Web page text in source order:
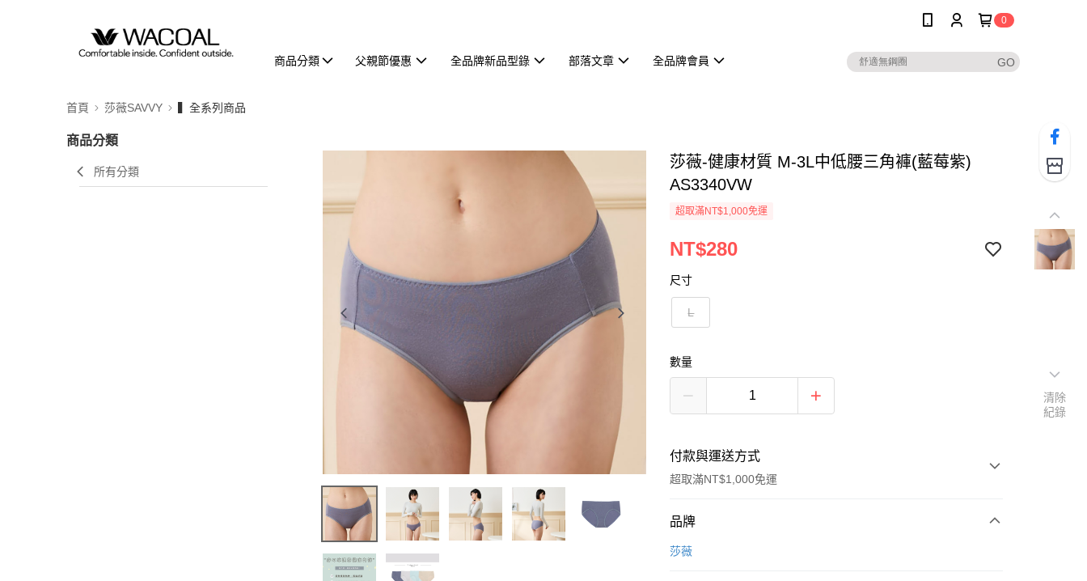
0
商品分類 父親節優惠 全品牌新品型錄 部落文章 全品牌會員
首頁 莎薇SAVVY ▍全系列商品
商品分類
所有分類
莎薇-健康材質 M-3L中低腰三角褲(藍莓紫)
AS3340VW
超取滿NT$1,000免運
NT$280
尺寸
L
數量
付款與運送方式
超取滿NT$1,000免運
付款方式
信用卡一次付款
品牌
莎薇
清除
紀錄